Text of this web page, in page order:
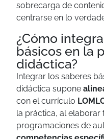
sobrecarga de
centrarse en lo
¿Cómo
básicos en la
didáctica?
Integrar los saberes
didáctica supone
con el currículo
la práctica, al elaborar
programaciones de